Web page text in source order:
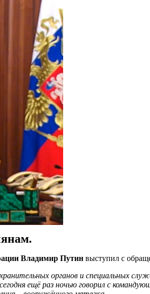
Владимир Путин выступил с
органов и специальных
ещё раз ночью говорил с